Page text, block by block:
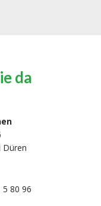
da
Düren
5 80 96